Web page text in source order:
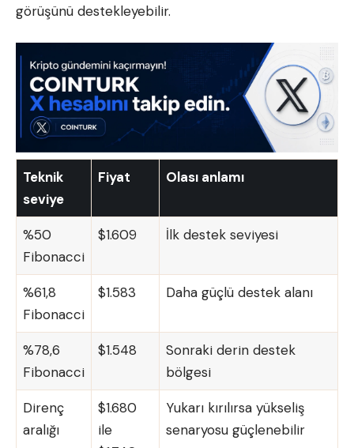
görüşünü destekleyebilir.
Teknik
seviye
Fiyat Olası anlamı
%50
Fibonacci
$1.609 İlk destek seviyesi
%61,8
Fibonacci
$1.583 Daha güçlü destek alanı
%78,6
Fibonacci
$1.548
Sonraki derin destek
bölgesi
Direnç
aralığı
$1.680
ile
Yukarı kırılırsa yükseliş
senaryosu güçlenebilir